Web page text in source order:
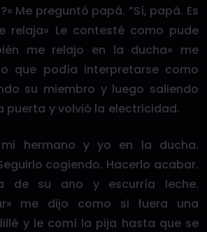
Me preguntó papá. ”Sí, papá. Es
relaja» Le contesté como pude
me relajo en la ducha» me
que podía interpretarse como
su miembro y luego saliendo
puerta y volvió la electricidad.
mi hermano y yo en la ducha.
cogiendo. Hacerlo acabar.
de su ano y escurría leche.
me dijo como si fuera una
y le comí la pija hasta que se